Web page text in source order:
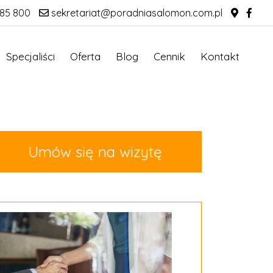
800 sekretariat@poradniasalomon.com.pl
Specjaliści Oferta Blog Cennik Kontakt
Umów się na wizytę